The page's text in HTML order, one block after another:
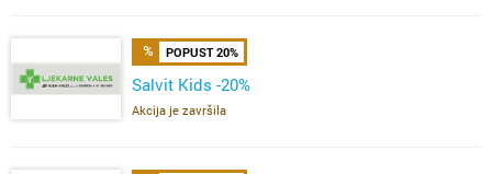
POPUST 20%
Salvit Kids -20%
Akcija je završila